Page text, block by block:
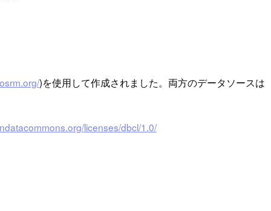
)を使用して作成されました。両方のデータソースは
licenses/dbcl/1.0/